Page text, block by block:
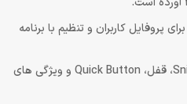
پروفایل کاربران و تنظیم با برنامه
ویژگی های خاصی مانند دکمه Snipe، قفل، Quick Button و ویژگی های